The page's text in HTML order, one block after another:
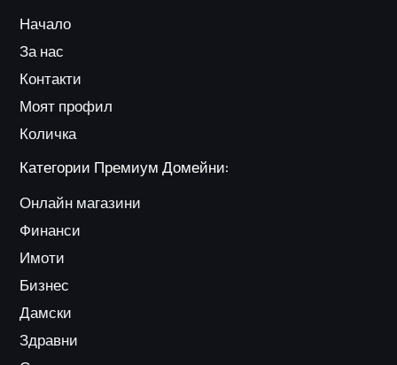
Начало
За нас
Контакти
Моят профил
Количка
Категории Премиум Домейни:
Онлайн магазини
Финанси
Имоти
Бизнес
Дамски
Здравни